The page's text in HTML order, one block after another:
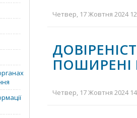
Четвер, 17 Жовтня 2024
ПОШИРЕНІ
Четвер, 17 Жовтня 2024